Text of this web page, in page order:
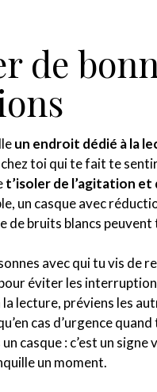
de
un endroit dédié à la
toi qui te fait te
t’isoler de l’agitation et
un casque avec
de bruits blancs peuvent
avec qui tu vis de
éviter les
lecture, préviens les
cas d’urgence quand
casque : c’est un signe
un moment.